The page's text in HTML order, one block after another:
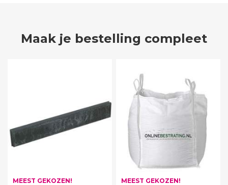
Maak je bestelling compleet
MEEST GEKOZEN! MEEST GEKOZEN!